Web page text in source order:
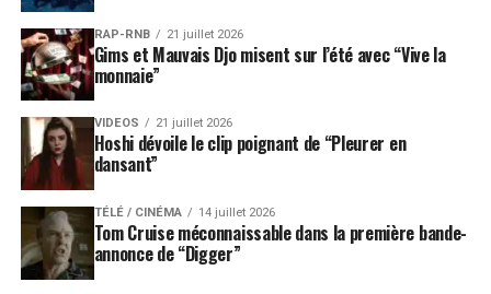
RAP-RNB 21 juillet 2026
Gims et Mauvais Djo misent sur l’été avec “Vive la
monnaie”
VIDEOS 21 juillet 2026
Hoshi dévoile le clip poignant de “Pleurer en
dansant”
TÉLÉ / CINÉMA 14 juillet 2026
Tom Cruise méconnaissable dans la première bande-
annonce de “Digger”